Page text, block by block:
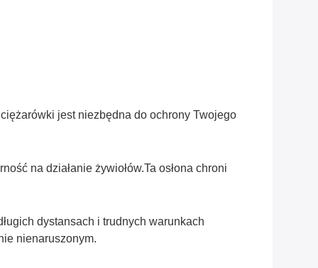
jest niezbędna do ochrony Twojego
na działanie żywiołów.Ta osłona chroni
dystansach i trudnych warunkach
nienaruszonym.